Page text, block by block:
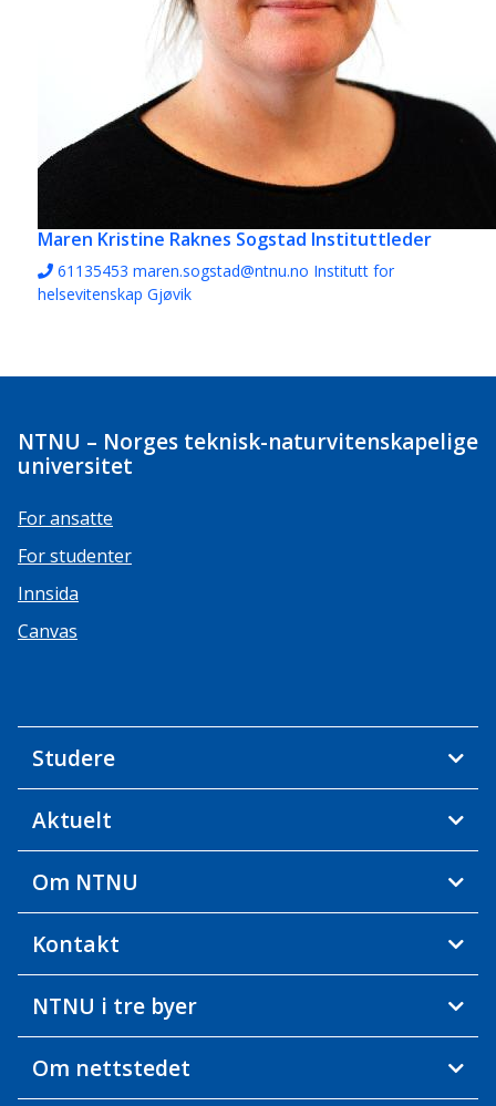
Maren Kristine Raknes Sogstad Instituttleder
61135453 maren.sogstad@ntnu.no Institutt for
helsevitenskap Gjøvik
NTNU – Norges teknisk-naturvitenskapelige
universitet
For ansatte
For studenter
Innsida
Canvas
Studere
Aktuelt
Om NTNU
Kontakt
NTNU i tre byer
Om nettstedet